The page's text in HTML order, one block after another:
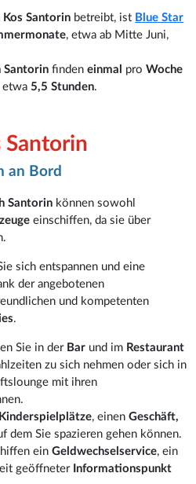
Kos Santorin betreibt, ist Blue Star
, etwa ab Mitte Juni,
Santorin findeneinmal proWoche
etwa5,5 Stunden.
Santorin
an Bord
Santorin können sowohl
einschiffen, da sie über
sich entspannen und eine
der angebotenen
und kompetenten
.
Sie in der Bar und im Restaurant
zu sich nehmen oder sich in
mit ihren
Kinderspielplätze, einenGeschäft,
dem Sie spazieren gehen können.
einGeldwechselservice, ein
geöffneter Informationspunkt